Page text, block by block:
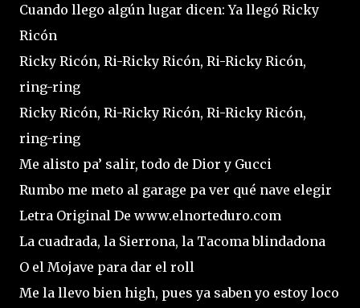
Cuando llego algún lugar dicen: Ya llegó Ricky
Ricón
Ricky Ricón, Ri-Ricky Ricón, Ri-Ricky Ricón,
ring-ring
Ricky Ricón, Ri-Ricky Ricón, Ri-Ricky Ricón,
ring-ring
Me alisto pa’ salir, todo de Dior y Gucci
Rumbo me meto al garage pa ver qué nave elegir
Letra Original De www.elnorteduro.com
La cuadrada, la Sierrona, la Tacoma blindadona
O el Mojave para dar el roll
Me la llevo bien high, pues ya saben yo estoy loco